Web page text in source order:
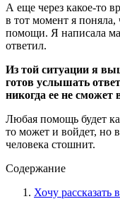
А еще через какое-то
в тот момент я
помощи. Я написала
ответил.
Из той ситуации я
готов услышать
никогда ее не сможет
Любая помощь будет
то может и войдет, но
человека стошнит.
Содержание
Хочу рассказать